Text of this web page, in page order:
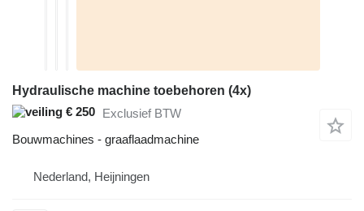
Hydraulische machine toebehoren (4x)
€ 250 Exclusief BTW
Bouwmachines - graaflaadmachine
Nederland, Heijningen